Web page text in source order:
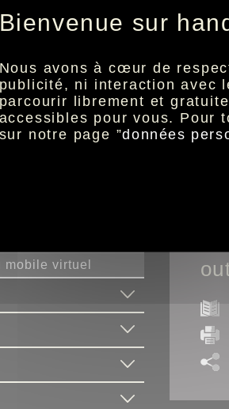
virtuel
Box5G .
Édition
Bienvenue sur
Nous avons à cœur de
publicité, ni interaction avec
parcourir librement et
accessibles pour vous. Pour
sur notre page ”données